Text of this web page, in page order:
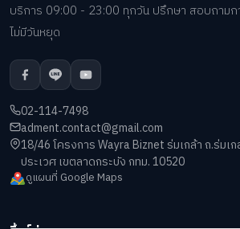
บริการ 09:00 - 23:00 ทุกวัน ปรึกษา สอบถามก
ไม่มีวันหยุด
02-114-7498
adment.contact@gmail.com
18/46 โครงการ Wayra Biznet ร่มเกล้า ถ.ร่มเ
ประเวศ เขตลาดกระบัง กทม. 10520
ดูแผนที่ Google Maps